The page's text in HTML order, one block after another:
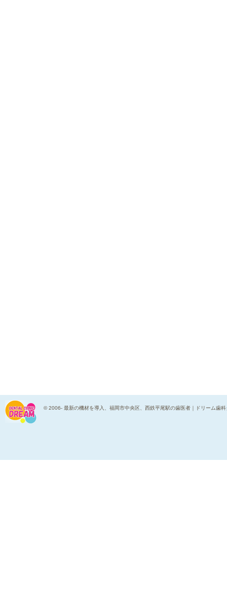
© 2006- 最新の機材を導入、福岡市中央区、西鉄平尾駅の歯医者｜ドリーム歯